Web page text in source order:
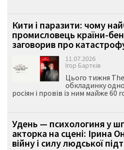
Кити і паразити: чому
промисловець країни-
заговорив про
11.07.2026
Ігор Бартків
Цього тижня
обкладинку
росіян і провів із ним майже 60
Удень — психологиня у
акторка на сцені: Ірина
війну і силу людської